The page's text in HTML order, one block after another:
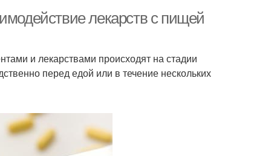
лекарств с пищей
и лекарствами происходят на стадии
перед едой или в течение нескольких